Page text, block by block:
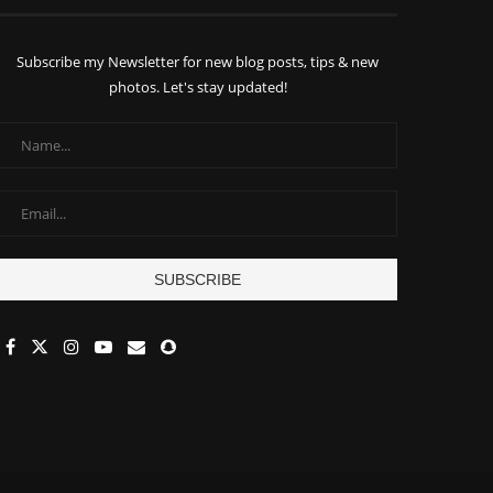
Subscribe my Newsletter for new blog posts, tips & new
photos. Let's stay updated!